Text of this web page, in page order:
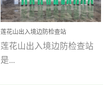
人人都爱护她、珍惜她、
她将越来越枝繁叶茂，终
将会成为一棵参天大树！
优吸环保截止2020年拥有
全国600家网点分支机构。
州南沙区·香港科技大学(广
州)校区 工程案...
莲花山出入境边防检查站
室内除甲醛空气治理项目
莲花山出入境边防检查站
是...